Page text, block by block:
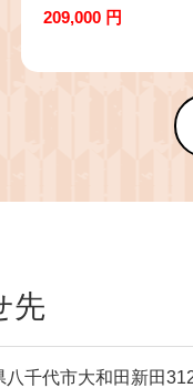
ルクローム仕上げ
209,000 円
先
八千代市大和田新田